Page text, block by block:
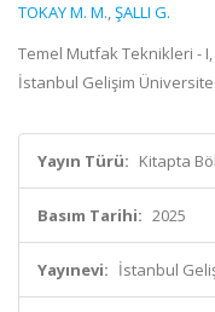
TOKAY M. M.,ŞALLI G.
Temel Mutfak Teknikleri - I,
İstanbul Gelişim
Yayın Türü: Kitapta
Basım Tarihi: 2025
Yayınevi: İstanbul